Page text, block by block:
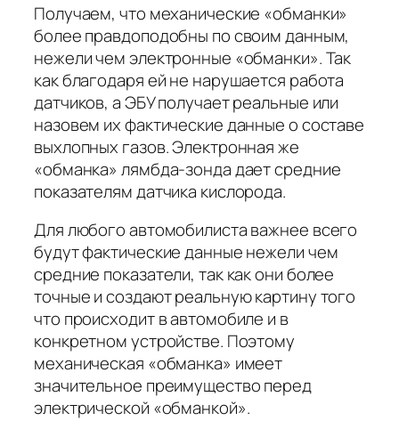
Получаем, что механические «обманки»
более правдоподобны по своим данным,
нежели чем электронные «обманки». Так
как благодаря ей не нарушается работа
датчиков, а ЭБУ получает реальные или
назовем их фактические данные о составе
выхлопных газов. Электронная же
«обманка» лямбда-зонда дает средние
показателям датчика кислорода.
Для любого автомобилиста важнее всего
будут фактические данные нежели чем
средние показатели, так как они более
точные и создают реальную картину того
что происходит в автомобиле и в
конкретном устройстве. Поэтому
механическая «обманка» имеет
значительное преимущество перед
электрической «обманкой».